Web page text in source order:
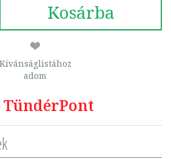
Kosárba
Kívánságlistához
adom
TündérPont